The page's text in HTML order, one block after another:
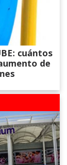
cuántos
de